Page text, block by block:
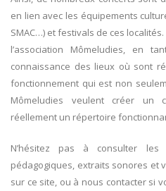
en lien avec les équipements
SMAC…) et festivals de ces
l’association Mômeludies, en
connaissance des lieux où sont
fonctionnement qui est non
Mômeludies veulent créer un
réellement un répertoire
N’hésitez pas à consulter les
pédagogiques, extraits sonores et
sur ce site, ou à nous contacter si